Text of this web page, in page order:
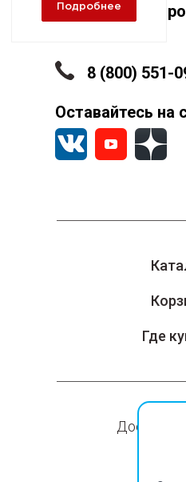
Подробнее
Где
Доставка
8 (800) 551-
Оставайтесь на